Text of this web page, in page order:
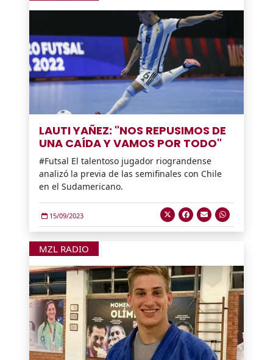
LAUTI YAÑEZ: "NOS REPUSIMOS DE
UNA CAÍDA Y VAMOS POR TODO"
#Futsal El talentoso jugador riograndense
analizó la previa de las semifinales con Chile
en el Sudamericano.
15/09/2023
MZL RADIO